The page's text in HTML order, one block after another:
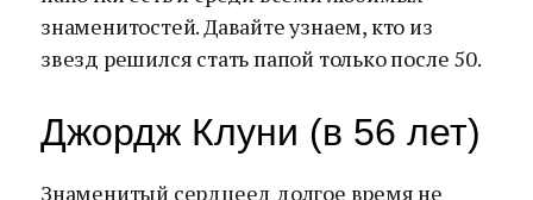
знаменитостей. Давайте узнаем, кто из
звезд решился стать папой только после 50.
Джордж Клуни (в 56 лет)
Знаменитый сердцеед долгое время не